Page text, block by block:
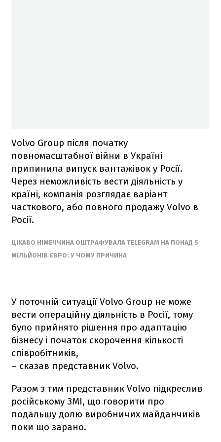
Volvo Group після початку
повномасштабної війни в Україні
припинила випуск вантажівок у Росії.
Через неможливість вести діяльність у
країні, компанія розглядає варіант
часткового, або повного продажу Volvo в
Росії.
ЦІКАВО НІМЕЧЧИНА ОШТРАФУВАЛА TELEGRAM НА ПОНАД 5
МІЛЬЙОНІВ ЄВРО: У ЧОМУ ПРИЧИНА
У поточній ситуації Volvo Group не може
вести операційну діяльність в Росії, тому
було прийнято рішення про адаптацію
бізнесу і початок скорочення кількості
співробітників,
– сказав представник Volvo.
Разом з тим представник Volvo підкреслив
російському ЗМІ, що говорити про
подальшу долю виробничих майданчиків
поки що зарано.